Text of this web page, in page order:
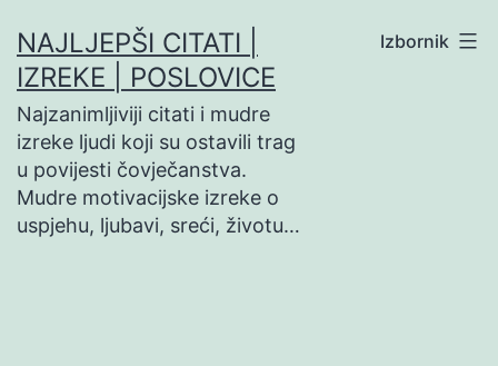
na
sadržaj
NAJLJEPŠI CITATI |
IZREKE | POSLOVICE
Najzanimljiviji citati i mudre
izreke ljudi koji su ostavili trag
u povijesti čovječanstva.
Mudre motivacijske izreke o
uspjehu, ljubavi, sreći, životu…
Izbornik